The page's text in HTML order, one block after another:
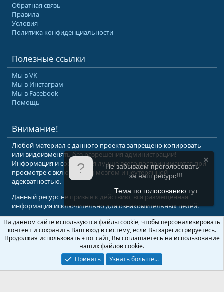
Обратная связь
Правила
Условия
Политика конфиденциальности
Полезные ссылки
Мы в VK
Мы в Инстаграм
Мы в Facebook
Помощь
Внимание!
Любой материал с данного проекта запрещено копировать
или видоизменять без разрешения администрации!
Информация и сообщения лучше всего воспринимаются при
просмотре с включенным мозгом и неутерянной
адекватностью.
Данный ресурс не призыв к действию, вся размещенная
информация исключительно для ознакомительных целей.
© 2008-2026 Форум Абырвалг.нет - подводная охота, дайвинг, туризм
Перевод: XenForo.Info
Не забываем проголосовать
за наш ресурс!!!
Тема по голосованию тут
На данном сайте используются файлы cookie, чтобы персонализировать
контент и сохранить Ваш вход в систему, если Вы зарегистрируетесь.
Продолжая использовать этот сайт, Вы соглашаетесь на использование
наших файлов cookie.
Принять
Узнать больше...